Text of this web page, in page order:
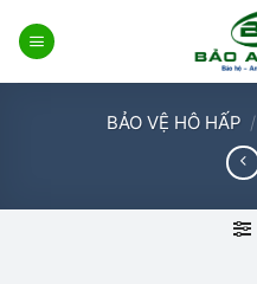
qua
BẢO VỆ HÔ HẤP /